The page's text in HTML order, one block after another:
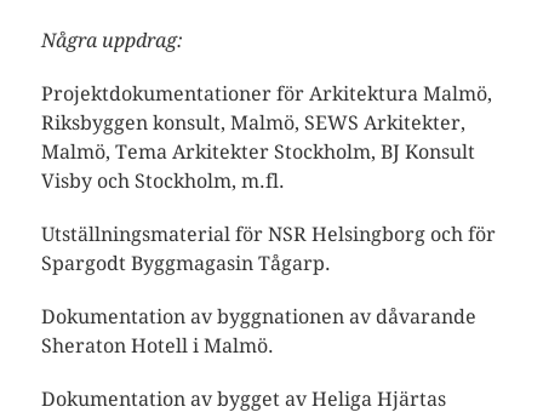
Några uppdrag:
Projektdokumentationer för Arkitektura Malmö,
Riksbyggen konsult, Malmö, SEWS Arkitekter,
Malmö, Tema Arkitekter Stockholm, BJ Konsult
Visby och Stockholm, m.fl.
Utställningsmaterial för NSR Helsingborg och för
Spargodt Byggmagasin Tågarp.
Dokumentation av byggnationen av dåvarande
Sheraton Hotell i Malmö.
Dokumentation av bygget av Heliga Hjärtas